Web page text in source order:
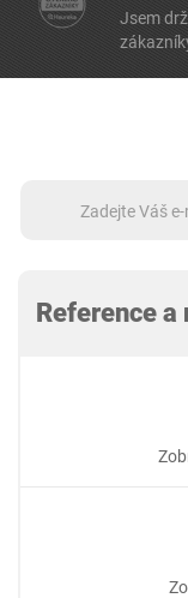
Jsem
Reference a